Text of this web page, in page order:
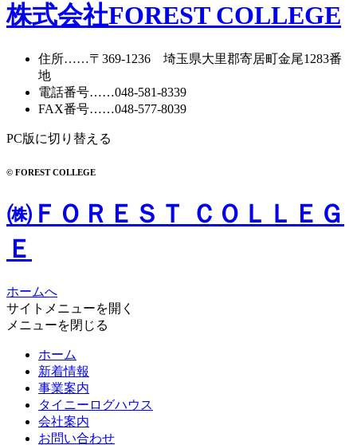
株式会社FOREST COLLEGE
住所……〒369-1236 埼玉県大里郡寄居町金尾1283番
地
電話番号……048-581-8339
FAX番号……048-577-8039
PC版に切り替える
© FOREST COLLEGE
㈱ＦＯＲＥＳＴ ＣＯＬＬＥＧ
Ｅ
ホームへ
サイトメニューを開く
メニューを閉じる
ホーム
新着情報
事業案内
タイニーログハウス
会社案内
お問い合わせ